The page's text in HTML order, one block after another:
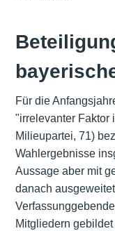
Für die
"irrelevanter Faktor
Milieupartei, 71)
Wahlergebnisse
Aussage aber mit
danach
Mitgliedern